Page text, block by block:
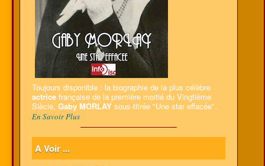
Toujours disponible : la biographie de la plus célèbre
actrice française de la première moitié du Vingtième
Siècle, Gaby MORLAY sous-titrée "Une star effacée".
En Savoir Plus
A Voir ...